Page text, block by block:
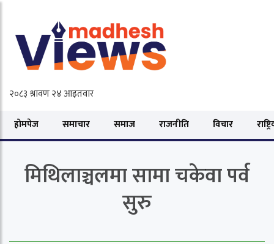
होमपेज समाचार समाज राजनीति विचार
मिथिलाञ्चलमा सामा चकेवा पर्व
सुरु